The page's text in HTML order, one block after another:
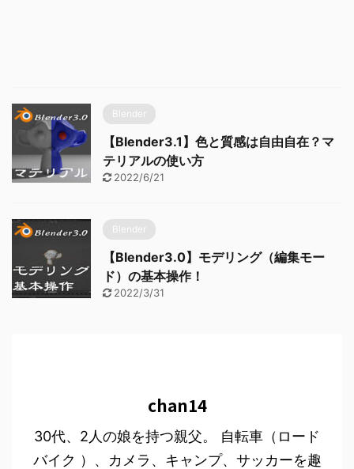
Blender
【Blender3.1】色と質感は自由自在？マ
テリアルの使い方
2022/6/21
Blender
【Blender3.0】モデリング（編集モー
ド）の基本操作！
2022/3/31
chan14
30代、2人の娘を持つ親父。 自転車（ロード
バイク ）、カメラ、キャンプ、サッカーを趣